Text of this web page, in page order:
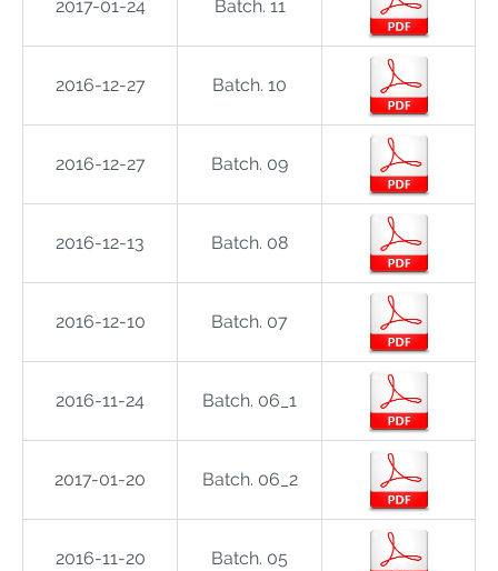
2017-01-24 Batch. 11
2016-12-27 Batch. 10
2016-12-27 Batch. 09
2016-12-13 Batch. 08
2016-12-10 Batch. 07
2016-11-24 Batch. 06_1
2017-01-20 Batch. 06_2
2016-11-20 Batch. 05